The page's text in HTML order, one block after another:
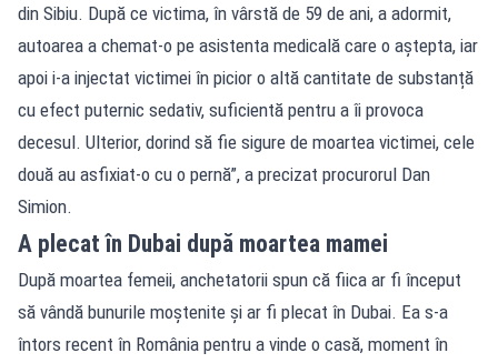
din Sibiu. După ce victima, în vârstă de 59 de ani, a adormit,
autoarea a chemat-o pe asistenta medicală care o aștepta, iar
apoi i-a injectat victimei în picior o altă cantitate de substanță
cu efect puternic sedativ, suficientă pentru a îi provoca
decesul. Ulterior, dorind să fie sigure de moartea victimei, cele
două au asfixiat-o cu o pernă”, a precizat procurorul Dan
Simion.
A plecat în Dubai după moartea mamei
După moartea femeii, anchetatorii spun că fiica ar fi început
să vândă bunurile moștenite și ar fi plecat în Dubai. Ea s-a
întors recent în România pentru a vinde o casă, moment în